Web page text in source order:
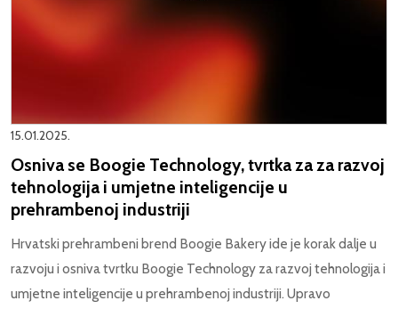
15.01.2025.
Osniva se Boogie Technology, tvrtka za za razvoj
tehnologija i umjetne inteligencije u
prehrambenoj industriji
Hrvatski prehrambeni brend Boogie Bakery ide je korak dalje u
razvoju i osniva tvrtku Boogie Technology za razvoj tehnologija i
umjetne inteligencije u prehrambenoj industriji. Upravo